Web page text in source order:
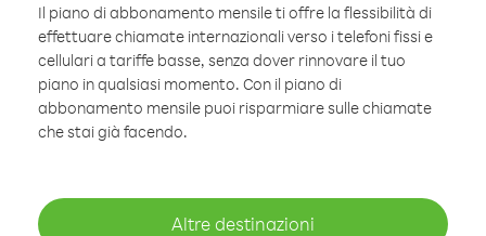
Il piano di abbonamento mensile ti offre la flessibilità di
effettuare chiamate internazionali verso i telefoni fissi e
cellulari a tariffe basse, senza dover rinnovare il tuo
piano in qualsiasi momento. Con il piano di
abbonamento mensile puoi risparmiare sulle chiamate
che stai già facendo.
Altre destinazioni